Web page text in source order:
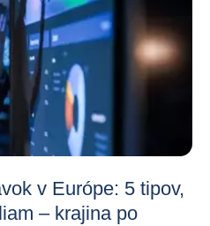
v Európe: 5 tipov,
– krajina po